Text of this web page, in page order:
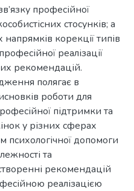
професійної
стосунків; а
корекції типів
реалізації
рекомендацій.
полягає в
роботи для
підтримки та
у різних сферах
психологічної допомоги
та
рекомендацій
реалізацією